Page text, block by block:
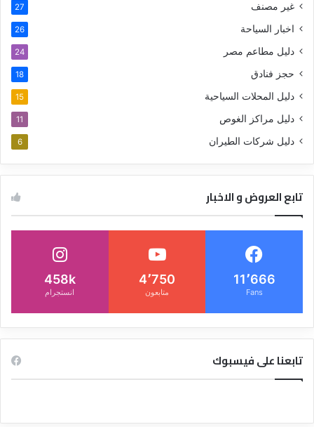
غير مصنف 27
اخبار السياحة 26
دليل مطاعم مصر 24
حجز فنادق 18
دليل المحلات السياحية 15
دليل مراكز الغوص 11
دليل شركات الطيران 6
تابع العروض و الاخبار
11٬666
Fans
4٬750
متابعون
458k
انستجرام
تابعنا على فيسبوك